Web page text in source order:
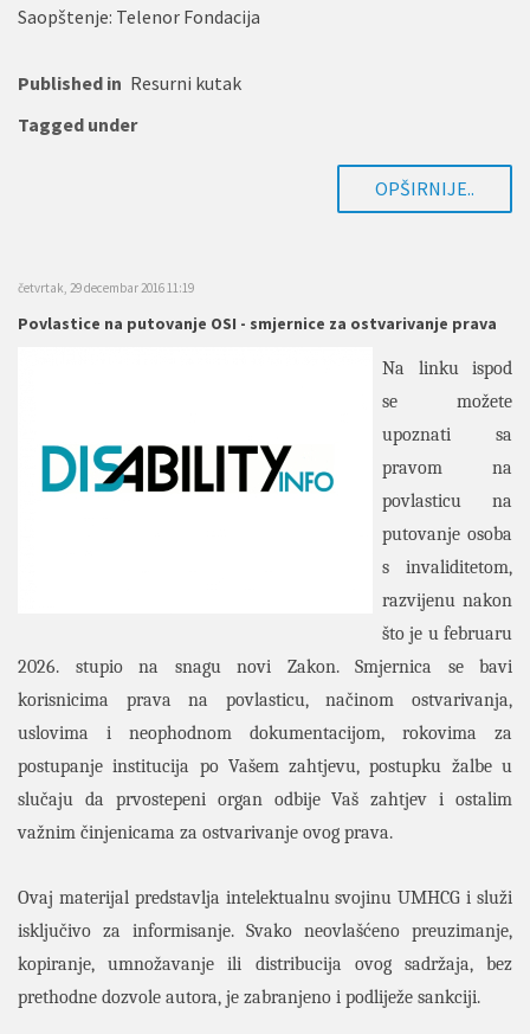
Saopštenje: Telenor Fondacija
Published in Resurni kutak
Tagged under
OPŠIRNIJE..
četvrtak, 29 decembar 2016 11:19
Povlastice na putovanje OSI - smjernice za ostvarivanje prava
Na linku ispod
se možete
upoznati sa
pravom na
povlasticu na
putovanje osoba
s invaliditetom,
razvijenu nakon
što je u februaru
2026. stupio na snagu novi Zakon. Smjernica se bavi
korisnicima prava na povlasticu, načinom ostvarivanja,
uslovima i neophodnom dokumentacijom, rokovima za
postupanje institucija po Vašem zahtjevu, postupku žalbe u
slučaju da prvostepeni organ odbije Vaš zahtjev i ostalim
važnim činjenicama za ostvarivanje ovog prava.
Ovaj materijal predstavlja intelektualnu svojinu UMHCG i služi
isključivo za informisanje. Svako neovlašćeno preuzimanje,
kopiranje, umnožavanje ili distribucija ovog sadržaja, bez
prethodne dozvole autora, je zabranjeno i podliježe sankciji.